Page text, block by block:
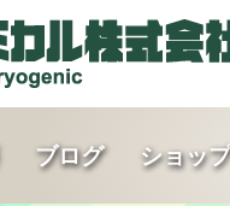
ブログ ショップ